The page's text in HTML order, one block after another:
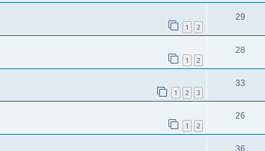
1 2
29
1 2
28
1 2 3
33
1 2
26
36